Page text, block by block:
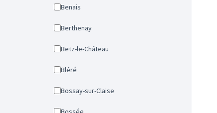
Benais
Berthenay
Betz-le-Château
Bléré
Bossay-sur-Claise